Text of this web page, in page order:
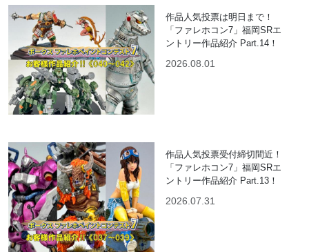
作品人気投票は明日まで！
「ファレホコン7」福岡SRエ
ントリー作品紹介 Part.14！
2026.08.01
作品人気投票受付締切間近！
「ファレホコン7」福岡SRエ
ントリー作品紹介 Part.13！
2026.07.31